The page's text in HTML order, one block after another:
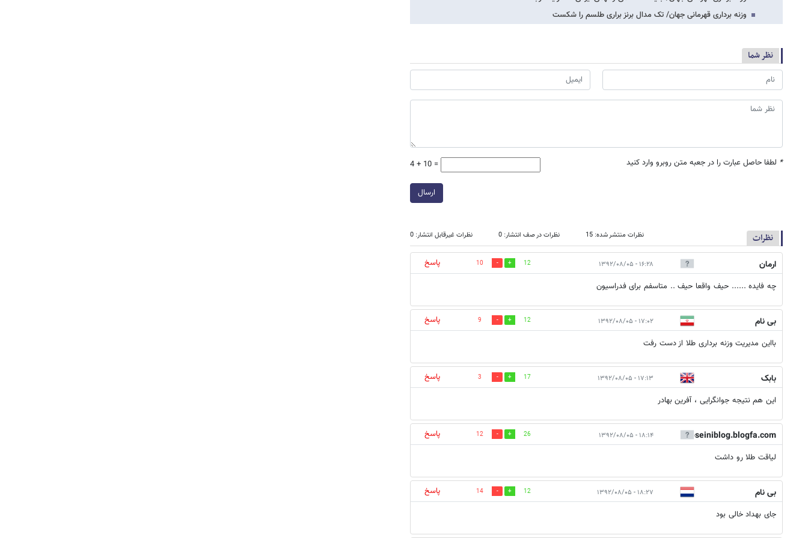
وزنه برداری قهرمانی جهان/ تک مدال برنز براری طلسم را شکست
نظر شما
* لطفا حاصل عبارت را در جعبه متن روبرو وارد کنید 4 + 10 =
ارسال
نظرات نظرات منتشر شده: 15 نظرات در صف انتشار: 0 نظرات غیرقابل انتشار: 0
ارمان ۱۶:۲۸ - ۱۳۹۲/۰۸/۰۵ 12
10
پاسخ
چه فایده ...... حیف واقعا حیف .. متاسفم برای فدراسیون
بی نام ۱۷:۰۲ - ۱۳۹۲/۰۸/۰۵ 12
9
پاسخ
بااین مدیریت وزنه برداری طلا از دست رفت
بابک ۱۷:۱۳ - ۱۳۹۲/۰۸/۰۵ 17
3
پاسخ
این هم نتیجه جوانگرایی ، آفرین بهادر
alihoseiniblog.blogfa.com ۱۸:۱۴ - ۱۳۹۲/۰۸/۰۵ 26
12
پاسخ
لیاقت طلا رو داشت
بی نام ۱۸:۲۷ - ۱۳۹۲/۰۸/۰۵ 12
14
پاسخ
جای بهداد خالی بود